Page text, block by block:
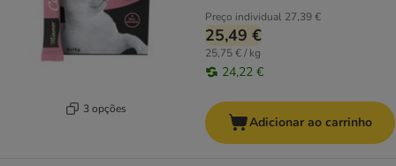
3 opções
Preço individual 27,39 €
25,49 €
25,75 € / kg
24,22 €
Adicionar ao carrinho